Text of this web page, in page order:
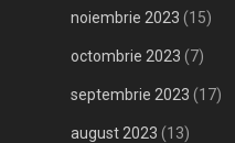
noiembrie 2023 (15)
octombrie 2023 (7)
septembrie 2023 (17)
august 2023 (13)